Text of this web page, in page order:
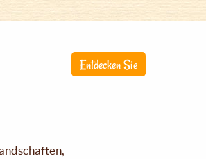
Entdecken Sie